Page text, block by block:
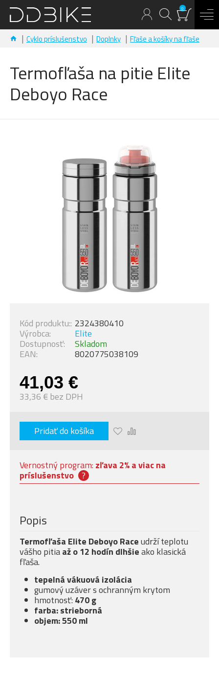
0
Cyklo príslušenstvo Doplnky Fľaše a košíky na fľaše
Termofľaša na pitie Elite
Deboyo Race
41,03 €
33,36 € bez DPH
Dostupnosť: Skladom
Výrobca: Elite
Kód produktu:: 2324380410
EAN: 8020775038109
Pridať do košíka
Vernostný program: zľava 2% a viac na
príslušenstvo ?
Popis
Termofľaša Elite Deboyo Raceudrží teplotu
vášho pitiaaž o 12 hodín dlhšieako klasická
fľaša.
tepelná vákuová izolácia
gumový uzáver s ochranným krytom
hmotnosť: 470 g
farba: strieborná
objem: 550 ml